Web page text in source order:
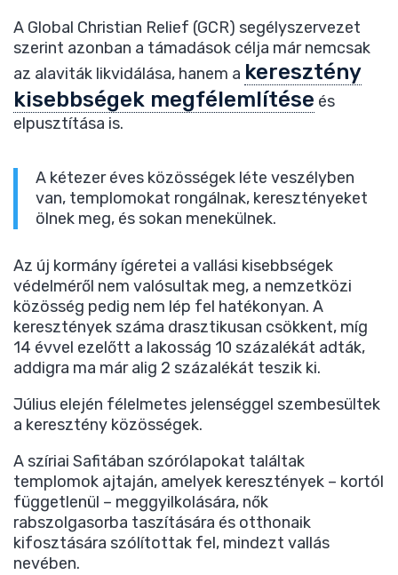
A Global Christian Relief (GCR) segélyszervezet
szerint azonban a támadások célja már nemcsak
az alaviták likvidálása, hanem a keresztény
kisebbségek megfélemlítése és
elpusztítása is.
A kétezer éves közösségek léte veszélyben
van, templomokat rongálnak, keresztényeket
ölnek meg, és sokan menekülnek.
Az új kormány ígéretei a vallási kisebbségek
védelméről nem valósultak meg, a nemzetközi
közösség pedig nem lép fel hatékonyan. A
keresztények száma drasztikusan csökkent, míg
14 évvel ezelőtt a lakosság 10 százalékát adták,
addigra ma már alig 2 százalékát teszik ki.
Július elején félelmetes jelenséggel szembesültek
a keresztény közösségek.
A szíriai Safitában szórólapokat találtak
templomok ajtaján, amelyek keresztények – kortól
függetlenül – meggyilkolására, nők
rabszolgasorba taszítására és otthonaik
kifosztására szólítottak fel, mindezt vallás
nevében.